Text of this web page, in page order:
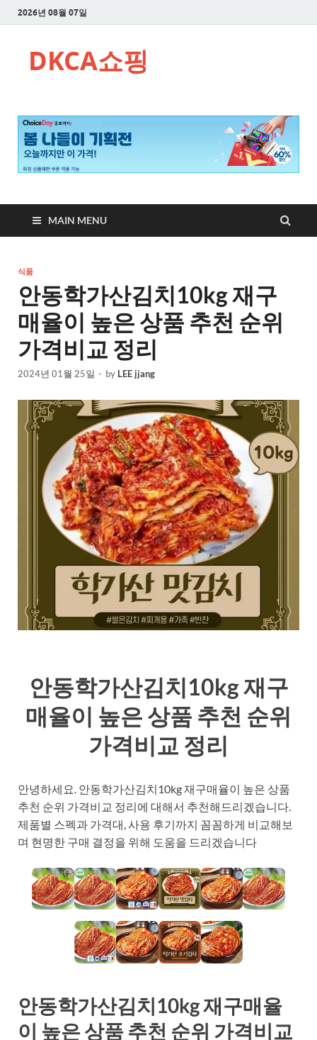
2026년 08월 07일
DKCA쇼핑
MAIN MENU
식품
안동학가산김치10kg 재구
매율이 높은 상품 추천 순위
가격비교 정리
2024년 01월 25일 - by LEE jjang
안동학가산김치10kg 재구
매율이 높은 상품 추천 순위
가격비교 정리
안녕하세요. 안동학가산김치10kg 재구매율이 높은 상품
추천 순위 가격비교 정리에 대해서 추천해드리겠습니다.
제품별 스펙과 가격대, 사용 후기까지 꼼꼼하게 비교해보
며 현명한 구매 결정을 위해 도움을 드리겠습니다
안동학가산김치10kg 재구매율
이 높은 상품 추천 순위 가격비교